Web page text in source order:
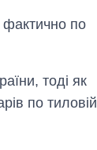
фактично по
тоді як
по тиловій